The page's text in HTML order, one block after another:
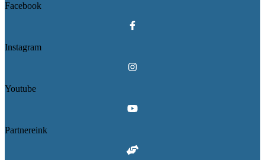
Facebook
Instagram
Youtube
Partnereink